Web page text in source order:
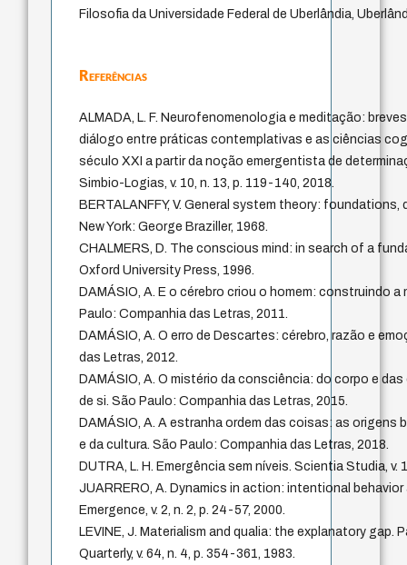
Filosofia da Universidade Federal de Uberlândia,
Referências
ALMADA, L. F. Neurofenomenologia e meditação:
diálogo entre práticas contemplativas e as ciências
século XXI a partir da noção emergentista de
Simbio-Logias, v. 10, n. 13, p. 119-140, 2018.
BERTALANFFY, V. General system theory:
New York: George Braziller, 1968.
CHALMERS, D. The conscious mind: in search of a
Oxford University Press, 1996.
DAMÁSIO, A. E o cérebro criou o homem: construindo
Paulo: Companhia das Letras, 2011.
DAMÁSIO, A. O erro de Descartes: cérebro, razão e
das Letras, 2012.
DAMÁSIO, A. O mistério da consciência: do corpo e
de si. São Paulo: Companhia das Letras, 2015.
DAMÁSIO, A. A estranha ordem das coisas: as
e da cultura. São Paulo: Companhia das Letras, 2018.
DUTRA, L. H. Emergência sem níveis. Scientia Studia, v.
JUARRERO, A. Dynamics in action: intentional
Emergence, v. 2, n. 2, p. 24-57, 2000.
LEVINE, J. Materialism and qualia: the explanatory gap.
Quarterly, v. 64, n. 4, p. 354-361, 1983.